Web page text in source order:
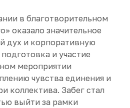
в благотворительном
оказало значительное
дух и корпоративную
и участие
мероприятии
чувства единения и
коллектива. Забег стал
выйти за рамки